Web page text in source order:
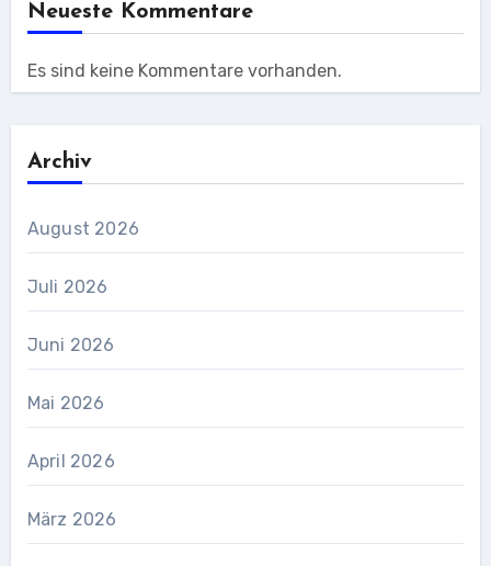
Neueste Kommentare
Es sind keine Kommentare vorhanden.
Archiv
August 2026
Juli 2026
Juni 2026
Mai 2026
April 2026
März 2026